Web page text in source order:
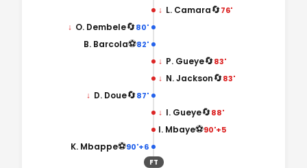
↓ L. Camara🔄76'
80'
🔄
↓ O. Dembele
82'
⚽
B. Barcola
↓ P. Gueye🔄83'
↓ N. Jackson🔄83'
87'
🔄
↓ D. Doue
↓ I. Gueye🔄88'
I. Mbaye⚽90'+5
90'+6
⚽
K. Mbappe
FT